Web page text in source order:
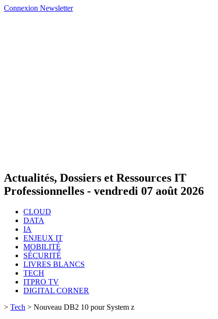
Connexion Newsletter
Actualités, Dossiers et Ressources IT
Professionnelles - vendredi 07 août 2026
CLOUD
DATA
IA
ENJEUX IT
MOBILITÉ
SÉCURITÉ
LIVRES BLANCS
TECH
ITPRO TV
DIGITAL CORNER
> Tech > Nouveau DB2 10 pour System z